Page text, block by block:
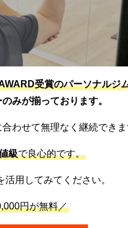
受賞のパーソナルジ
みが揃っております。
わせて無理なく継続できま
級で良心的です。
活用してみてください。
円が無料／